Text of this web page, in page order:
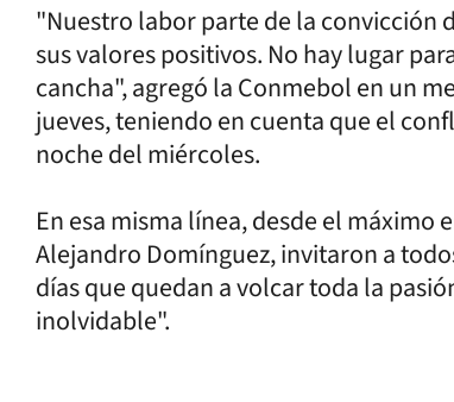
"Nuestro labor parte de la convicción
sus valores positivos. No hay lugar
cancha", agregó la Conmebol en un
jueves, teniendo en cuenta que el
noche del miércoles.
En esa misma línea, desde el
Alejandro Domínguez, invitaron a
días que quedan a volcar toda la
inolvidable".